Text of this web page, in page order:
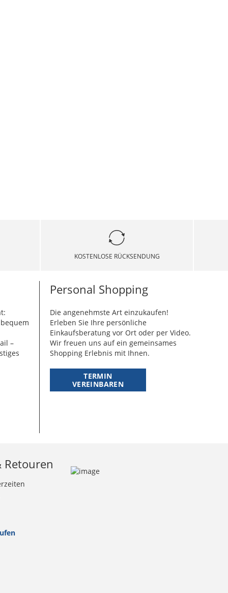
KOSTENLOSE RÜCKSENDUNG
–
Personal Shopping
Die angenehmste Art einzukaufen!
Erleben Sie Ihre persönliche
Einkaufsberatung vor Ort oder per Video.
Wir freuen uns auf ein gemeinsames
Shopping Erlebnis mit Ihnen.
TERMIN
VEREINBAREN
Retouren